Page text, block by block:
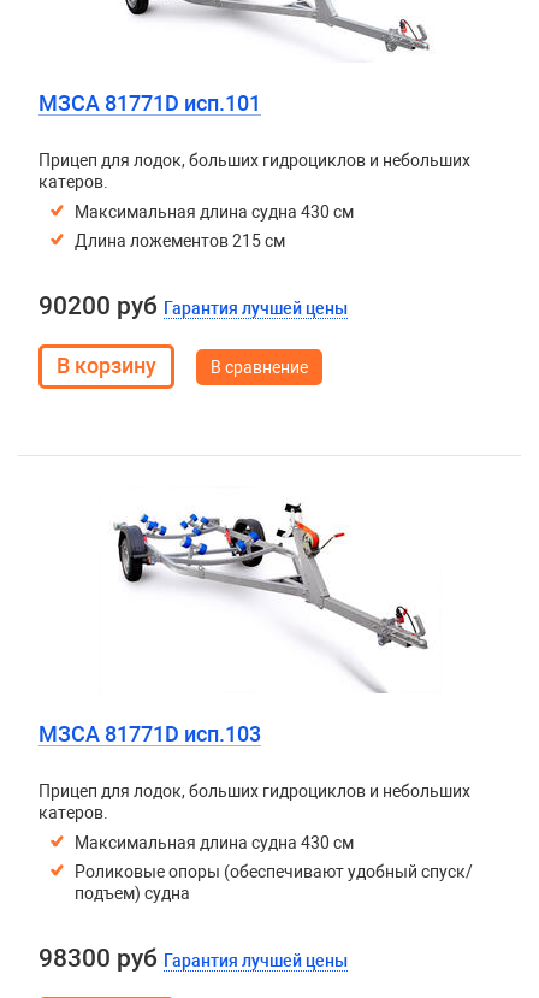
МЗСА 81771D исп.101
Прицеп для лодок, больших гидроциклов и небольших
катеров.
Максимальная длина судна 430 см
Длина ложементов 215 см
90200 руб Гарантия лучшей цены
В сравнение
МЗСА 81771D исп.103
Прицеп для лодок, больших гидроциклов и небольших
катеров.
Максимальная длина судна 430 см
Роликовые опоры (обеспечивают удобный спуск/
подъем) судна
98300 руб Гарантия лучшей цены